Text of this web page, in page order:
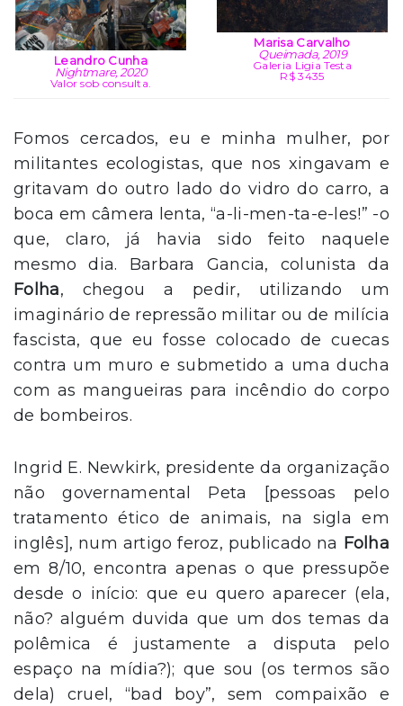
Leandro Cunha
Nightmare, 2020
Valor sob consulta.
Marisa Carvalho
Queimada, 2019
Galeria Ligia Testa
R$ 3435
Fomos cercados, eu e minha mulher, por
militantes ecologistas, que nos xingavam e
gritavam do outro lado do vidro do carro, a
boca em câmera lenta, “a-li-men-ta-e-les!” -o
que, claro, já havia sido feito naquele
mesmo dia. Barbara Gancia, colunista da
Folha, chegou a pedir, utilizando um
imaginário de repressão militar ou de milícia
fascista, que eu fosse colocado de cuecas
contra um muro e submetido a uma ducha
com as mangueiras para incêndio do corpo
de bombeiros.
Ingrid E. Newkirk, presidente da organização
não governamental Peta [pessoas pelo
tratamento ético de animais, na sigla em
inglês], num artigo feroz, publicado na Folha
em 8/10, encontra apenas o que pressupõe
desde o início: que eu quero aparecer (ela,
não? alguém duvida que um dos temas da
polêmica é justamente a disputa pelo
espaço na mídia?); que sou (os termos são
dela) cruel, “bad boy”, sem compaixão e